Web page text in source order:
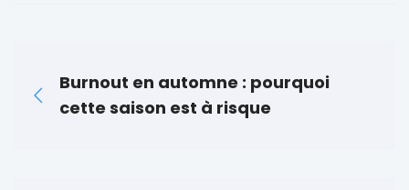
Burnout en automne : pourquoi
cette saison est à risque